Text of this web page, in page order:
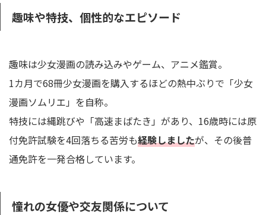
趣味や特技、個性的なエピソード
趣味は少女漫画の読み込みやゲーム、アニメ鑑賞。
1カ月で68冊少女漫画を購入するほどの熱中ぶりで「少女
漫画ソムリエ」を自称。
特技には縄跳びや「高速まばたき」があり、16歳時には原
付免許試験を4回落ちる苦労も経験しましたが、その後普
通免許を一発合格しています。
憧れの女優や交友関係について